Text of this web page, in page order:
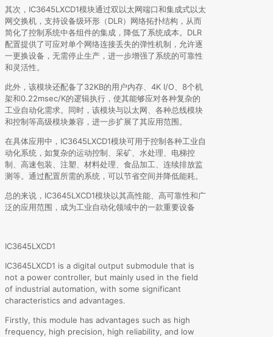
其次，IC3645LXCD1模块通过双以太网端口和集成式以太
网交换机，支持设备级环形（DLR）网络拓扑结构，从而
简化了控制系统中各组件的集成，降低了系统成本。DLR
配置提供了可应对单个网络连接丢失的弹性机制，允许逐
一更换设备，无需停止生产，进一步增强了系统的可靠性
和灵活性。
此外，该模块还配备了32KB的用户内存、4K I/O、8个机
架和0.22msec/K的逻辑执行，使其能够应对各种复杂的
工业自动化需求。同时，该模块与以太网、各种总线模块
和控制等高级模块兼容，进一步扩展了其应用范围。
在具体应用中，IC3645LXCD1模块可用于控制各种工业自
动化系统，如复杂的运动控制、采矿、水处理、电梯控
制、高速包装、注塑、材料处理、食品加工、连续排放监
测等。通过配置所需的系统，可以节省空间并降低能耗。
总的来说，IC3645LXCD1模块以其高性能、高可靠性和广
泛的应用范围，成为工业自动化领域中的一款重要设备
IC3645LXCD1
IC3645LXCD1 is a digital output submodule that is
not a power controller, but mainly used in the field
of industrial automation, with some significant
characteristics and advantages.
Firstly, this module has advantages such as high
frequency, high precision, high reliability, and low